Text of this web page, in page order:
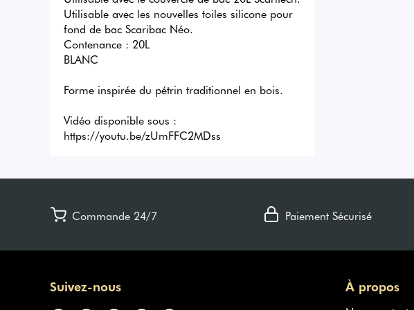
Utilisable avec les nouvelles toiles silicone pour
fond de bac Scaribac Néo.
Contenance : 20L
BLANC
Forme inspirée du pétrin traditionnel en bois.
Vidéo disponible sous :
https://youtu.be/zUmFFC2MDss
Commande 24/7 Paiement Sécurisé
Suivez-nous À propos